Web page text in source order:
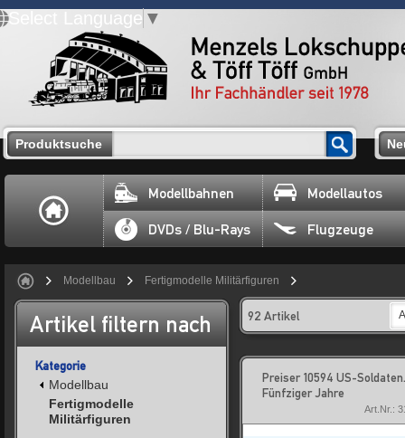
Select Language ▼
Produktsuche
Modellbahnen Modellautos
DVDs / Blu-Rays Flugzeuge
Modellbau Fertigmodelle Militärfiguren
Artikel filtern nach
Kategorie
Modellbau
Fertigmodelle
Militärfiguren
92 Artikel
Preiser 10594 US-Soldaten.
Fünfziger Jahre
Art.Nr.: